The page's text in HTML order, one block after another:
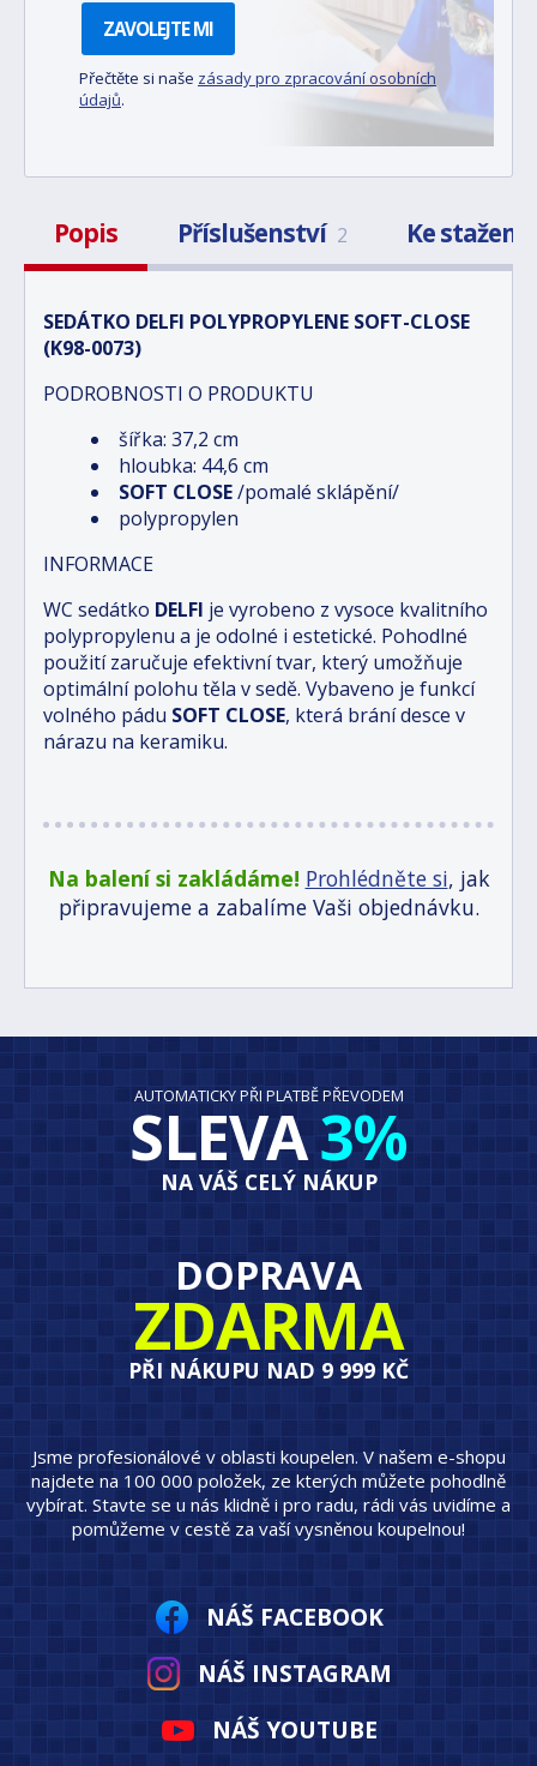
ZAVOLEJTE MI
Přečtěte si naše zásady pro zpracování osobních
údajů.
Popis Příslušenství 2 Ke stažení
SEDÁTKO DELFI POLYPROPYLENE SOFT-CLOSE
(K98-0073)
PODROBNOSTI O PRODUKTU
šířka: 37,2 cm
hloubka: 44,6 cm
SOFT CLOSE/pomalé sklápění/
polypropylen
INFORMACE
WC sedátko DELFI je vyrobeno z vysoce kvalitního
polypropylenu a je odolné i estetické. Pohodlné
použití zaručuje efektivní tvar, který umožňuje
optimální polohu těla v sedě. Vybaveno je funkcí
volného pádu SOFT CLOSE, která brání desce v
nárazu na keramiku.
Na balení si zakládáme! Prohlédněte si, jak
připravujeme a zabalíme Vaši objednávku.
AUTOMATICKY PŘI PLATBĚ PŘEVODEM
SLEVA3%
NA VÁŠ CELÝ NÁKUP
DOPRAVA
ZDARMA
PŘI NÁKUPU NAD 9 999 KČ
Jsme profesionálové v oblasti koupelen. V našem e-shopu
najdete na 100 000 položek, ze kterých můžete pohodlně
vybírat. Stavte se u nás klidně i pro radu, rádi vás uvidíme a
pomůžeme v cestě za vaší vysněnou koupelnou!
NÁŠ FACEBOOK
NÁŠ INSTAGRAM
NÁŠ YOUTUBE